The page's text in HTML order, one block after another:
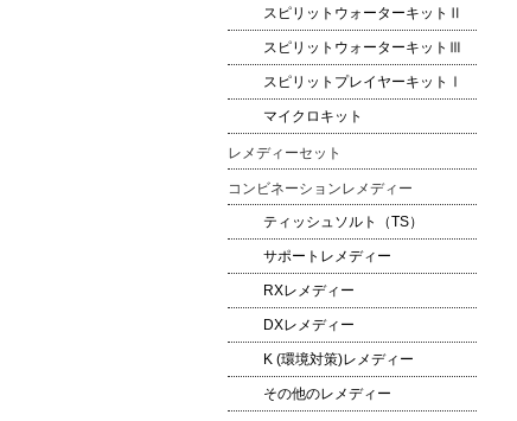
スピリットウォーターキットⅡ
スピリットウォーターキットⅢ
スピリットプレイヤーキットⅠ
マイクロキット
レメディーセット
コンビネーションレメディー
ティッシュソルト（TS）
サポートレメディー
RXレメディー
DXレメディー
K (環境対策)レメディー
その他のレメディー